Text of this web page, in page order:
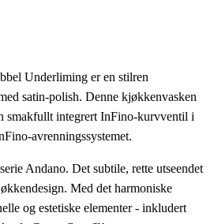
Underliming er en stilren
satin-polish. Denne kjøkkenvasken
smakfullt integrert InFino-kurvventil i
avrenningssystemet.
Andano. Det subtile, rette utseendet
Med det harmoniske
og estetiske elementer - inkludert